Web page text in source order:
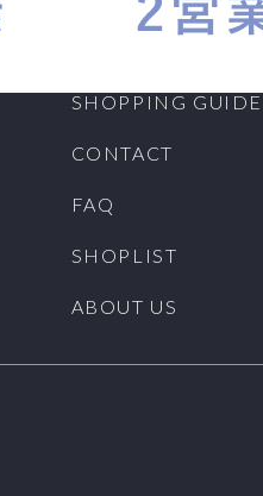
SHOPPING GUIDE
CONTACT
FAQ
SHOPLIST
ABOUT US